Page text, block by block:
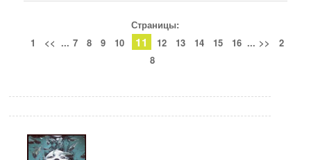
Страницы:
1
<< ... 7 8 9 10 11 12 13 14 15 16 ... >>
2
8